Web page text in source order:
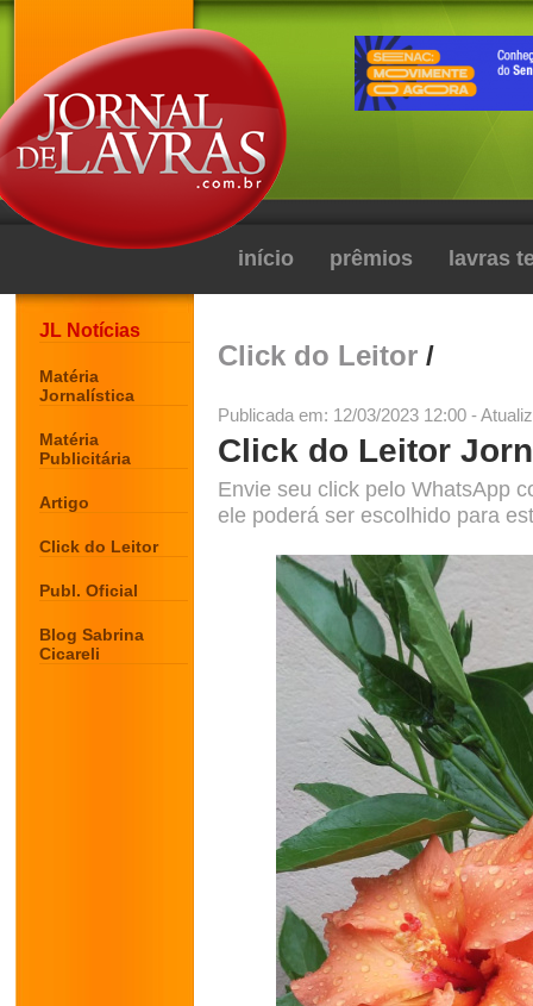
início prêmios lavras
JL Notícias
Matéria
Jornalística
Matéria
Publicitária
Artigo
Click do Leitor
Publ. Oficial
Blog Sabrina
Cicareli
Click do Leitor /
Publicada em: 12/03/2023 12:00 -
Click do Leitor
Envie seu click pelo WhatsApp
ele poderá ser escolhido para